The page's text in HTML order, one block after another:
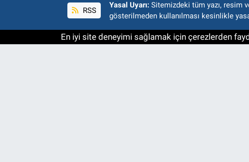
RSS
Yasal Uyarı: Sitemizdeki tüm yazı, resim
gösterilmeden kullanılması kesinlikle
En iyi site deneyimi sağlamak için çerezlerden